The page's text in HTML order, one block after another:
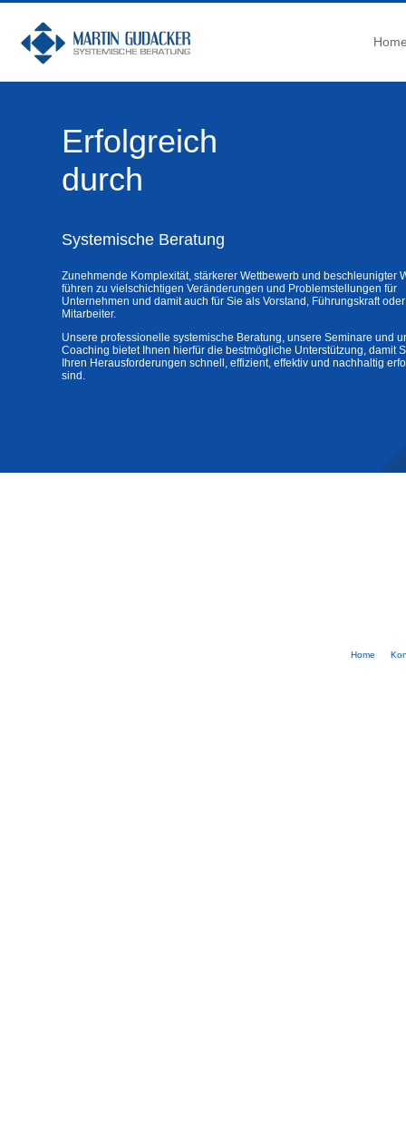
Erfolgreich
durch
Systemische Beratung
Zunehmende Komplexität, stärkerer Wettbewerb und beschleunigter
führen zu vielschichtigen Veränderungen und Problemstellungen für
Unternehmen und damit auch für Sie als Vorstand, Führungskraft oder
Mitarbeiter.
Unsere professionelle systemische Beratung, unsere Seminare und
Coaching bietet Ihnen hierfür die bestmögliche Unterstützung, damit
Ihren Herausforderungen schnell, effizient, effektiv und nachhaltig
sind.
Home